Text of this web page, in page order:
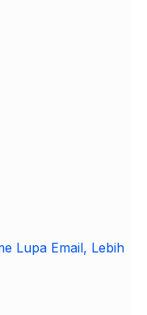
Lupa Email, Lebih